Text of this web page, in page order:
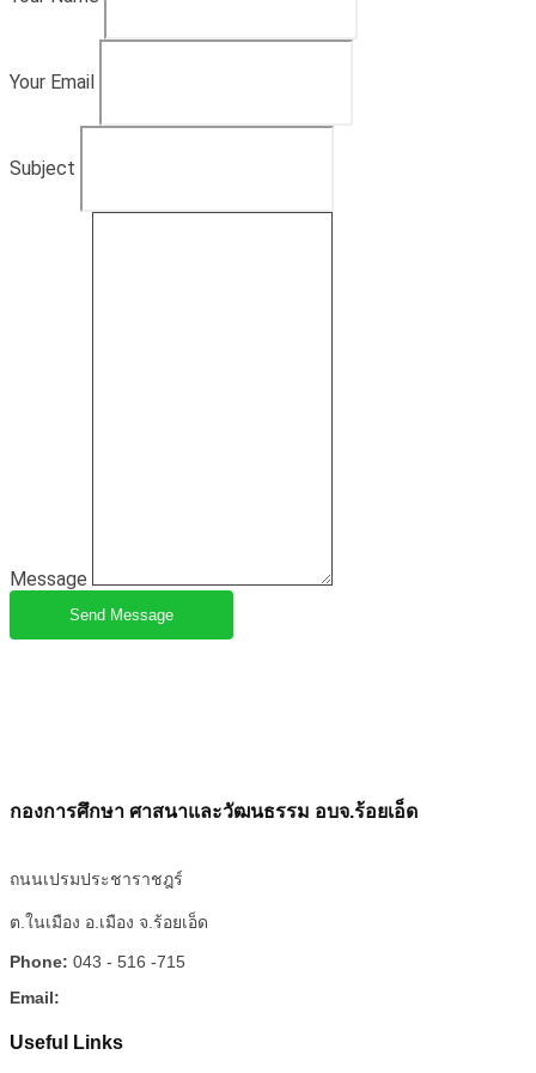
Your Email
Subject
Message
Send Message
กองการศึกษา ศาสนาและวัฒนธรรม อบจ.ร้อยเอ็ด
ถนนเปรมประชาราชฎร์
ต.ในเมือง อ.เมือง จ.ร้อยเอ็ด
Phone: 043 - 516 -715
Email:
Useful Links